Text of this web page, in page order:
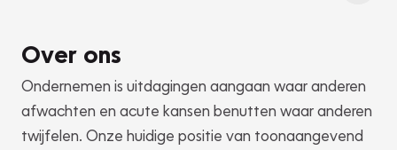
Over ons
Ondernemen is uitdagingen aangaan waar anderen
afwachten en acute kansen benutten waar anderen
twijfelen. Onze huidige positie van toonaangevend